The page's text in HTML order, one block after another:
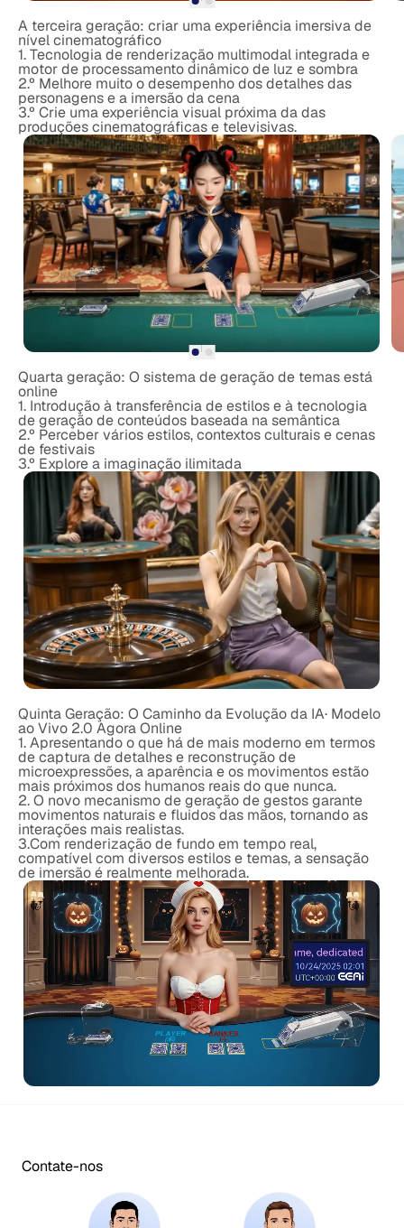
A terceira geração: criar uma experiência imersiva de
nível cinematográfico
1. Tecnologia de renderização multimodal integrada e
motor de processamento dinâmico de luz e sombra
2.º Melhore muito o desempenho dos detalhes das
personagens e a imersão da cena
3.º Crie uma experiência visual próxima da das
produções cinematográficas e televisivas.
Quarta geração: O sistema de geração de temas está
online
1. Introdução à transferência de estilos e à tecnologia
de geração de conteúdos baseada na semântica
2.º Perceber vários estilos, contextos culturais e cenas
de festivais
3.º Explore a imaginação ilimitada
Quinta Geração: O Caminho da Evolução da IA· Modelo
ao Vivo 2.0 Agora Online
1. Apresentando o que há de mais moderno em termos
de captura de detalhes e reconstrução de
microexpressões, a aparência e os movimentos estão
mais próximos dos humanos reais do que nunca.
2. O novo mecanismo de geração de gestos garante
movimentos naturais e fluidos das mãos, tornando as
interações mais realistas.
3.Com renderização de fundo em tempo real,
compatível com diversos estilos e temas, a sensação
de imersão é realmente melhorada.
Contate-nos